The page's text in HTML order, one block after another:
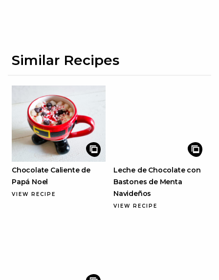
Similar Recipes
Chocolate Caliente de
Papá Noel
VIEW RECIPE
Leche de Chocolate con
Bastones de Menta
Navideños
VIEW RECIPE